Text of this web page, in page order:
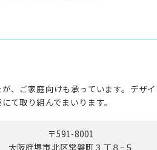
、ご家庭向けも承っています。デザ
て取り組んでまいります。
〒591-8001
大阪府堺市北区常磐町３丁８−５